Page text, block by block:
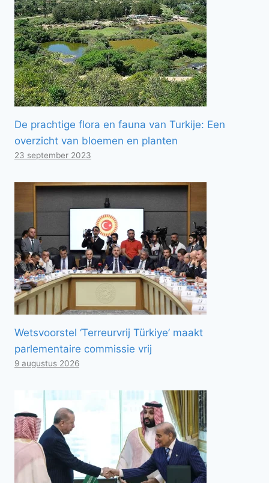
De prachtige flora en fauna van Turkije: Een
overzicht van bloemen en planten
23 september 2023
Wetsvoorstel ‘Terreurvrij Türkiye’ maakt
parlementaire commissie vrij
9 augustus 2026